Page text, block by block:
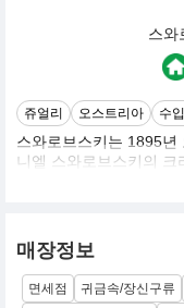
스와
쥬얼리 오스트리아 수
스와로브스키는 1895
니엘 스와로브스키의 크
니다. 130년 전통과 장
로브스키는 오늘날 크
스와로브스키는 다양하
지속적인 기술 혁신을
톤, 주얼리, 액세서리,
자인 및 제조, 판매 합니
매장정보
면세점 귀금속/장신구류